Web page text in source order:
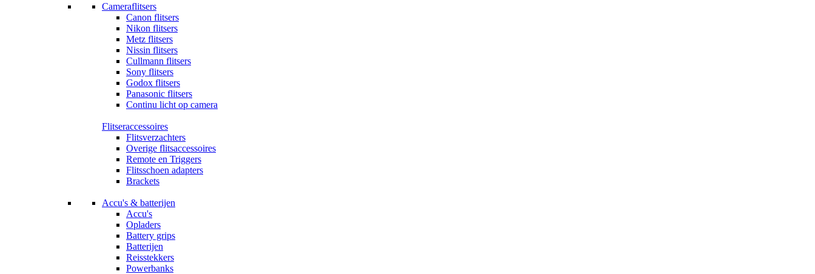
Cameraflitsers
Canon flitsers
Nikon flitsers
Metz flitsers
Nissin flitsers
Cullmann flitsers
Sony flitsers
Godox flitsers
Panasonic flitsers
Continu licht op camera
Flitseraccessoires
Flitsverzachters
Overige flitsaccessoires
Remote en Triggers
Flitsschoen adapters
Brackets
Accu's & batterijen
Accu's
Opladers
Battery grips
Batterijen
Reisstekkers
Powerbanks